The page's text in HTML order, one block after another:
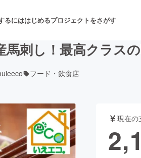
るにははじめるプロジェクトをさがす
舞台・パフォーマンス
フード・飲食店
馬刺し！最高クラス
フード・飲食店
現在の